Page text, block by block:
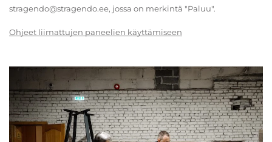
stragendo@stragendo.ee, jossa on merkintä "Paluu".
Ohjeet liimattujen paneelien käyttämiseen